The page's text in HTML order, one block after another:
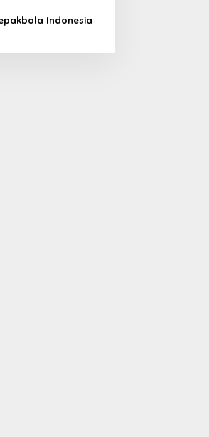
Indonesia